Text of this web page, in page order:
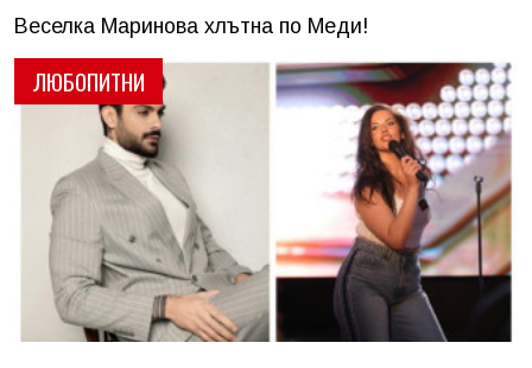
ЛЮБОПИТНИ
Веселка Маринова хлътна по Меди!